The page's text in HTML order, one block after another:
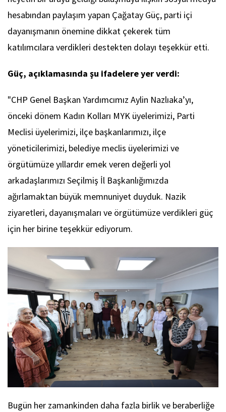
hesabından paylaşım yapan Çağatay Güç, parti içi
dayanışmanın önemine dikkat çekerek tüm
katılımcılara verdikleri destekten dolayı teşekkür etti.
Güç, açıklamasında şu ifadelere yer verdi:
"CHP Genel Başkan Yardımcımız Aylin Nazlıaka’yı,
önceki dönem Kadın Kolları MYK üyelerimizi, Parti
Meclisi üyelerimizi, ilçe başkanlarımızı, ilçe
yöneticilerimizi, belediye meclis üyelerimizi ve
örgütümüze yıllardır emek veren değerli yol
arkadaşlarımızı Seçilmiş İl Başkanlığımızda
ağırlamaktan büyük memnuniyet duyduk. Nazik
ziyaretleri, dayanışmaları ve örgütümüze verdikleri güç
için her birine teşekkür ediyorum.
Bugün her zamankinden daha fazla birlik ve beraberliğe